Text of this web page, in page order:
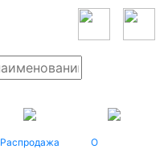
Распродажа
О